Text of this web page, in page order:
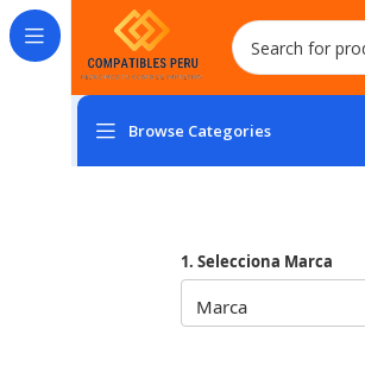
Browse Categories
1. Selecciona Marca